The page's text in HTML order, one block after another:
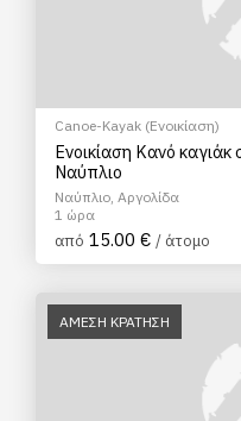
Canoe-Kayak (Ενοικίαση)
Ενοικίαση Κανό
Ναύπλιο
Ναύπλιο, Αργολίδα
1 ώρα
από 15.00 € / άτομο
ΑΜΕΣΗ ΚΡΑΤΗΣΗ